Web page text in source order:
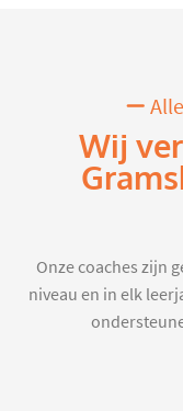
Wij
Onze coaches zijn
niveau en in elk